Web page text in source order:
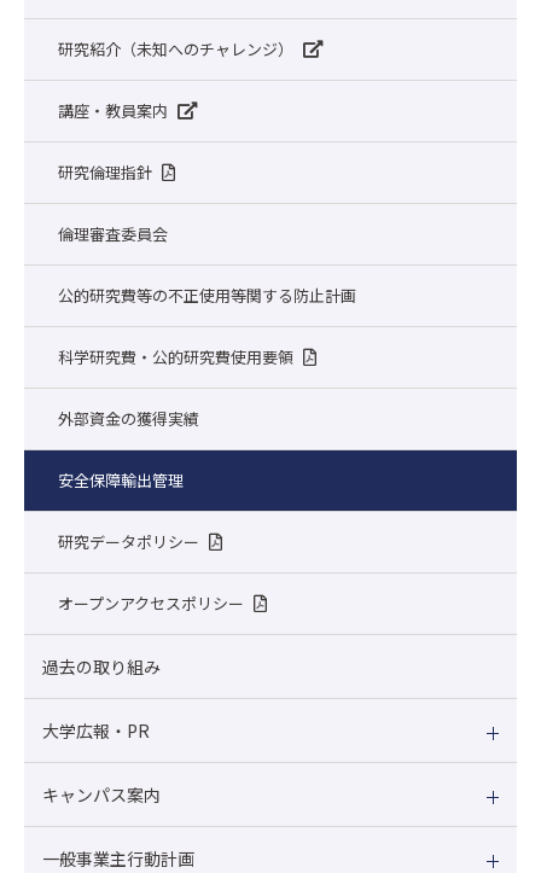
研究紹介（未知へのチャレンジ）
講座・教員案内
研究倫理指針
倫理審査委員会
公的研究費等の不正使用等関する防止計画
科学研究費・公的研究費使用要領
外部資金の獲得実績
安全保障輸出管理
研究データポリシー
オープンアクセスポリシー
過去の取り組み
大学広報・PR
キャンパス案内
一般事業主行動計画